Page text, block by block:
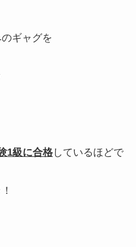
ギャグを
1級に合格しているほどで